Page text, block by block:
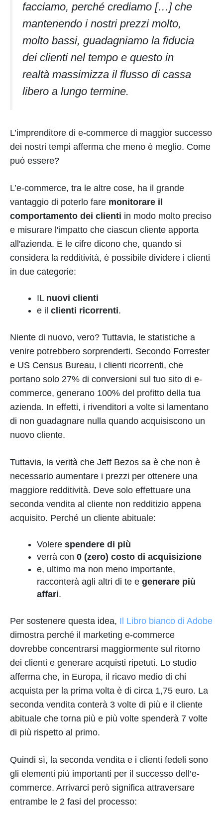
facciamo, perché crediamo […] che
mantenendo i nostri prezzi molto,
molto bassi, guadagniamo la fiducia
dei clienti nel tempo e questo in
realtà massimizza il flusso di cassa
libero a lungo termine.
L’imprenditore di e-commerce di maggior successo
dei nostri tempi afferma che meno è meglio. Come
può essere?
L’e-commerce, tra le altre cose, ha il grande
vantaggio di poterlo fare monitorare il
comportamento dei clienti in modo molto preciso
e misurare l'impatto che ciascun cliente apporta
all'azienda. E le cifre dicono che, quando si
considera la redditività, è possibile dividere i clienti
in due categorie:
IL nuovi clienti
e il clienti ricorrenti.
Niente di nuovo, vero? Tuttavia, le statistiche a
venire potrebbero sorprenderti. Secondo Forrester
e US Census Bureau, i clienti ricorrenti, che
portano solo 27% di conversioni sul tuo sito di e-
commerce, generano 100% del profitto della tua
azienda. In effetti, i rivenditori a volte si lamentano
di non guadagnare nulla quando acquisiscono un
nuovo cliente.
Tuttavia, la verità che Jeff Bezos sa è che non è
necessario aumentare i prezzi per ottenere una
maggiore redditività. Deve solo effettuare una
seconda vendita al cliente non redditizio appena
acquisito. Perché un cliente abituale:
Volere spendere di più
verrà con 0 (zero) costo di acquisizione
e, ultimo ma non meno importante,
racconterà agli altri di te e generare più
affari.
Per sostenere questa idea, Il Libro bianco di Adobe
dimostra perché il marketing e-commerce
dovrebbe concentrarsi maggiormente sul ritorno
dei clienti e generare acquisti ripetuti. Lo studio
afferma che, in Europa, il ricavo medio di chi
acquista per la prima volta è di circa 1,75 euro. La
seconda vendita conterà 3 volte di più e il cliente
abituale che torna più e più volte spenderà 7 volte
di più rispetto al primo.
Quindi sì, la seconda vendita e i clienti fedeli sono
gli elementi più importanti per il successo dell’e-
commerce. Arrivarci però significa attraversare
entrambe le 2 fasi del processo: